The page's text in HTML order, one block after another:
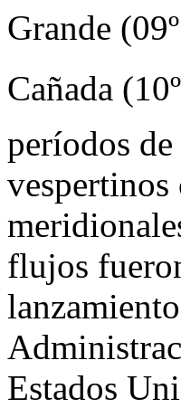
Grande
Cañada
períodos
flujos
Estados